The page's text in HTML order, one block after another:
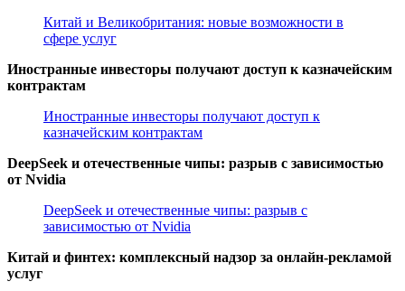
Китай и Великобритания: новые возможности в
сфере услуг
Иностранные инвесторы получают доступ к казначейским
контрактам
Иностранные инвесторы получают доступ к
казначейским контрактам
DeepSeek и отечественные чипы: разрыв с зависимостью
от Nvidia
DeepSeek и отечественные чипы: разрыв с
зависимостью от Nvidia
Китай и финтех: комплексный надзор за онлайн-рекламой
услуг